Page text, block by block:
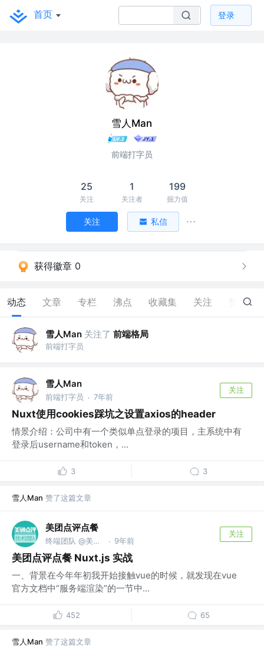
首页 登录
雪人Man
前端打字员
25
关注
1
关注者
199
掘力值
关注 私信
获得徽章 0
动态 文章 专栏 沸点 收藏集 关注 263
雪人Man 关注了 前端格局
前端打字员
雪人Man
前端打字员 · 7年前
关注
Nuxt使用cookies踩坑之设置axios的header
情景介绍：公司中有一个类似单点登录的项目，主系统中有
登录后username和token，...
3 3
雪人Man 赞了这篇文章
美团点评点餐
终端团队 @美团点评 · 9年前
关注
美团点评点餐 Nuxt.js 实战
一、背景在今年年初我开始接触vue的时候，就发现在vue
官方文档中“服务端渲染”的一节中...
452 65
雪人Man 赞了这篇文章